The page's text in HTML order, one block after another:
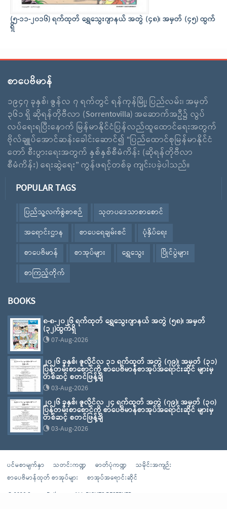
(၅-၁၁-၂၀၁၆) ရက်ထုတ် ရွှေသွေးဂျာနယ် အတွဲ (၄၈)၊ အမှတ် (၄၅) ထွက်
ရှိ
စာပေဗိမာန်
၁၉၄၇ ခုနှစ်၊ ဇွန်လ ၇ ရက်တွင် ရန်ကုန်မြို့၊ ပြည်လမ်း၊ အမှတ်
၃၆၁ ရှိ ဆိုရန်တိုဗီလာ (Sorrentovilla) အဆောက်အဦ၌ လွပ်
လပ်ရေးရပြီးနောက် မြန်မာနိုင်ငံပြန်လည်ထူထောင်ရေးအတွက်
ဗိုလ်ချူပ်အောင်ဆန်းခေါင်းဆောင်၍ “ပြည်ထောင်စုမြန်မာနိုင်ငံ
တော် စီးပွားရေးအတွက် နှစ်နှစ်စီမံကိန်း (ဆိုရန်တိုဗီလာ
စီမံကိန်း) ရေးဆွဲရေး” ကွန်ဖရင့်တစ်ခု ကျင်းပခဲ့ပါသည်။
POPULAR TAGS
ပြည်သူ့လက်စွဲစာစဉ်
သုတပဒေသာစာစောင်
အရောင်းဌာန
စာပေရေချမ်းစင်
ပုံနှိပ်ရေး
စာပေဗိမာန်
စာအုပ်များ ရွှေသွေး
ပြိုင်ပွဲများ
စာကြည့်တိုက်
BOOKS
၈-၈-၂၀၂၆ ရက်ထုတ် ရွှေသွေးဂျာနယ် အတွဲ (၅၈)၊ အမှတ်
(၃၂)ထွက်ရှိ
07-Aug-2026
၂၀၂၆ ခုနှစ်၊ ဇူလိုင်လ ၃၁ ရက်ထုတ် အတွဲ (၇၉)၊ အမှတ် (၃၁)
ပြန်တမ်းစာစောင်ကို စာပေဗိမာန်စာအုပ်အရောင်းဆိုင် များမှ
တစ်ဆင့် စတင်ဖြန့်ချိ
03-Aug-2026
၂၀၂၆ ခုနှစ်၊ ဇူလိုင်လ ၂၄ ရက်ထုတ် အတွဲ (၇၉)၊ အမှတ် (၃၀)
ပြန်တမ်းစာစောင်ကို စာပေဗိမာန်စာအုပ်အရောင်းဆိုင် များမှ
တစ်ဆင့် စတင်ဖြန့်ချိ
03-Aug-2026
ပင်မစာမျက်နှာ သတင်းကဏ္ဍ ဓာတ်ပုံကဏ္ဍ
သမိုင်းအကျဉ်း
စာပေဗိမာန်ထုတ် စာအုပ်များ
စာအုပ်အရောင်းဆိုင်
© 2026 Sarpay Beikman - ALL RIGHTS RESERVED